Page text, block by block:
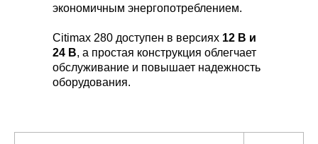
экономичным энергопотреблением.
Citimax 280 доступен в версиях 12 В и
24 В, а простая конструкция облегчает
обслуживание и повышает надежность
оборудования.